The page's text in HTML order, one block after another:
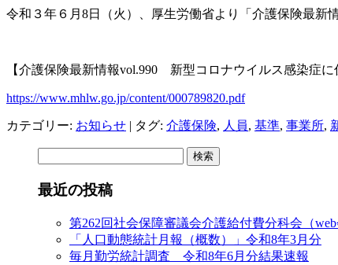
令和３年６月 8日（火）、厚生労働省より「介護保険最新
【介護保険最新情報vol.990 新型コロナウイルス感染症に
https://www.mhlw.go.jp/content/000789820.pdf
カテゴリー: お知らせ | タグ: 介護保険, 人員, 基準, 事業所,
最近の投稿
第262回社会保障審議会介護給付費分科会（
「人口動態統計月報（概数）」令和8年3月分
毎月勤労統計調査 令和8年6月分結果速報